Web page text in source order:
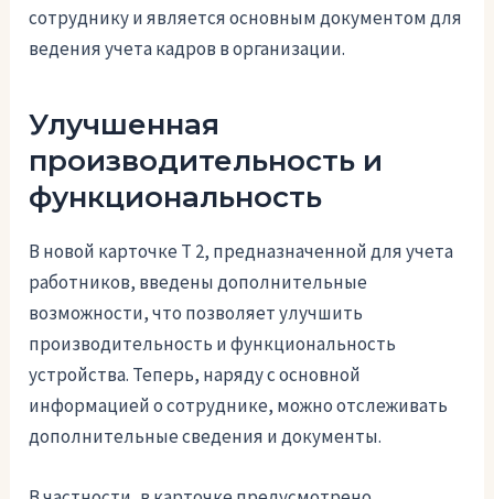
сотруднику и является основным документом для
ведения учета кадров в организации.
Улучшенная
производительность и
функциональность
В новой карточке Т 2, предназначенной для учета
работников, введены дополнительные
возможности, что позволяет улучшить
производительность и функциональность
устройства. Теперь, наряду с основной
информацией о сотруднике, можно отслеживать
дополнительные сведения и документы.